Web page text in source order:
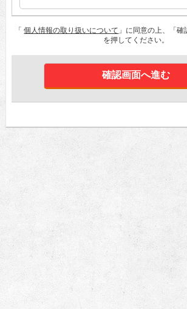
「個人情報の取り扱いについて 」に同意の上、「
を押してください。